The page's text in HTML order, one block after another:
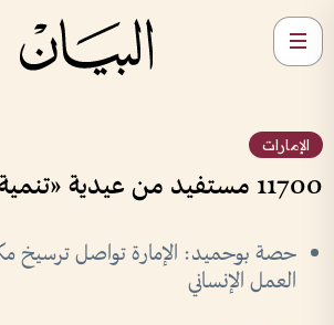
الإمارات
11700 مستفيد من عيدية «تنمية المجتمع» بدبي
حصة بوحميد: الإمارة تواصل ترسيخ
العمل الإنساني